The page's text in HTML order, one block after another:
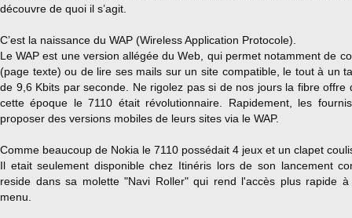
découvre de quoi il s’agit.
C’est la naissance du WAP (Wireless Application Protocole).
Le WAP est une version allégée du Web, qui permet notamment de
(page texte) ou de lire ses mails sur un site compatible, le tout à un
de 9,6 Kbits par seconde. Ne rigolez pas si de nos jours la fibre offre
cette époque le 7110 était révolutionnaire. Rapidement, les
proposer des versions mobiles de leurs sites via le WAP.
Comme beaucoup de Nokia le 7110 possédait 4 jeux et un clapet
Il etait seulement disponible chez Itinéris lors de son lancement
reside dans sa molette "Navi Roller" qui rend l'accès plus rapide
menu.